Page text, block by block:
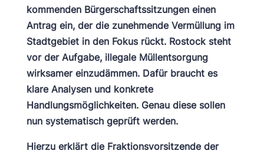
kommenden Bürgerschaftssitzungen einen
Antrag ein, der die zunehmende Vermüllung im
Stadtgebiet in den Fokus rückt. Rostock steht
vor der Aufgabe, illegale Müllentsorgung
wirksamer einzudämmen. Dafür braucht es
klare Analysen und konkrete
Handlungsmöglichkeiten. Genau diese sollen
nun systematisch geprüft werden.
Hierzu erklärt die Fraktionsvorsitzende der